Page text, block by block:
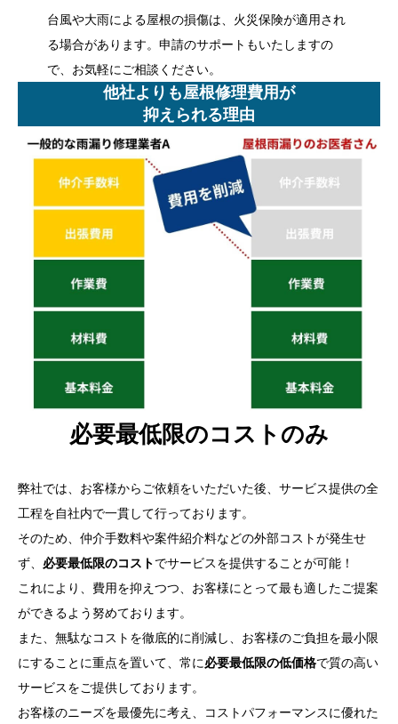
台風や大雨による屋根の損傷は、火災保険が適用され
る場合があります。申請のサポートもいたしますの
で、お気軽にご相談ください。
他社よりも屋根修理費用が
抑えられる理由
必要最低限のコストのみ
弊社では、お客様からご依頼をいただいた後、サービス提供の全
工程を自社内で一貫して行っております。
そのため、仲介手数料や案件紹介料などの外部コストが発生せ
ず、 必要最低限のコストでサービスを提供することが可能！
これにより、費用を抑えつつ、お客様にとって最も適したご提案
ができるよう努めております。
また、無駄なコストを徹底的に削減し、お客様のご負担を最小限
にすることに重点を置いて、常に必要最低限の低価格で質の高い
サービスをご提供しております。
お客様のニーズを最優先に考え、コストパフォーマンスに優れた